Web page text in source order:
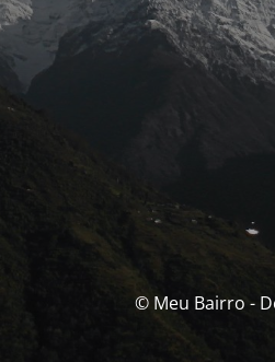
© Meu Bairro -